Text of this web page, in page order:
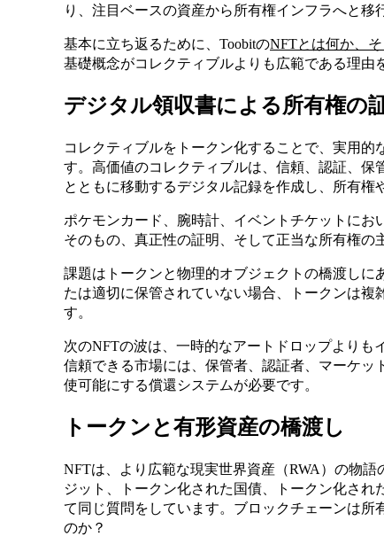
り、注目ベースの資産から所有権インフラへと移
基本に立ち返るために、ToobitのNFTとは何か、
基礎概念がコレクティブルよりも広範である理由
デジタル領収書による所有権の
コレクティブルをトークン化することで、実用
す。高価値のコレクティブルは、信頼、認証、
とともに移動するデジタル記録を作成し、所有権
ポケモンカード、腕時計、イベントチケットに
そのもの、真正性の証明、そして正当な所有権の
課題はトークンと物理的オブジェクトの橋渡しに
たは適切に保管されていない場合、トークンは複
す。
次のNFTの波は、一時的なアートドロップよりも
信頼できる市場には、保管者、認証者、マーケ
使可能にする償還システムが必要です。
トークンと有形資産の橋渡し
NFTは、より広範な現実世界資産（RWA）の物
ジット、トークン化された国債、トークン化さ
て同じ質問をしています。ブロックチェーンは
のか？